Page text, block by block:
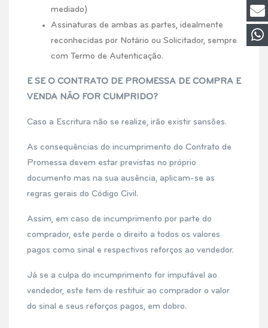
mediado)
Assinaturas de ambas as partes, idealmente
reconhecidas por Notário ou Solicitador, sempre
com Termo de Autenticação.
E SE O CONTRATO DE PROMESSA DE COMPRA E
VENDA NÃO FOR CUMPRIDO?
Caso a Escritura não se realize, irão existir sansões.
As consequências do incumprimento do Contrato de
Promessa devem estar previstas no próprio
documento mas na sua ausência, aplicam-se as
regras gerais do Código Civil.
Assim, em caso de incumprimento por parte do
comprador, este perde o direito a todos os valores
pagos como sinal e respectivos reforços ao vendedor.
Já se a culpa do incumprimento for imputável ao
vendedor, este tem de restituir ao comprador o valor
do sinal e seus reforços pagos, em dobro.